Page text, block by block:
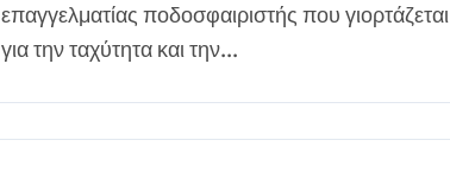
επαγγελματίας ποδοσφαιριστής που γιορτάζεται
για την ταχύτητα και την...